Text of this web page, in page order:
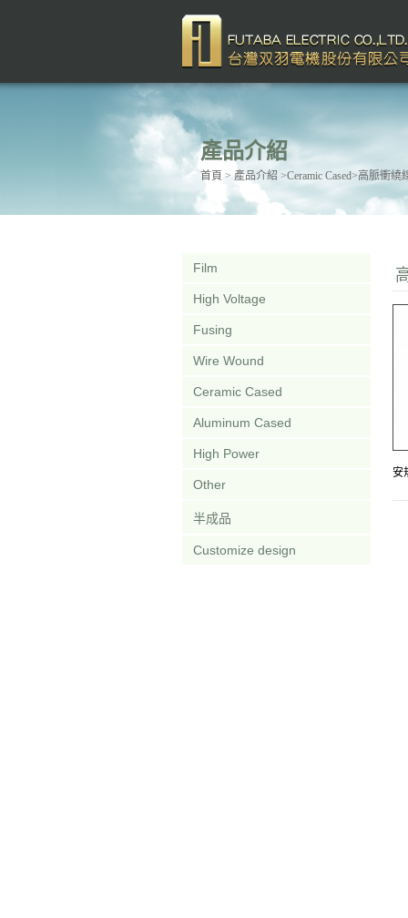
產品介紹
首頁 > 產品介紹 >Ceramic Cased>高脈衝繞
Film
High Voltage
Fusing
Wire Wound
Ceramic Cased
Aluminum Cased
High Power
Other
半成品
Customize design
安